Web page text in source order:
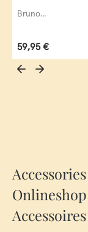
Bruno...
Regulärer Preis:
59,95 €
Accessoires